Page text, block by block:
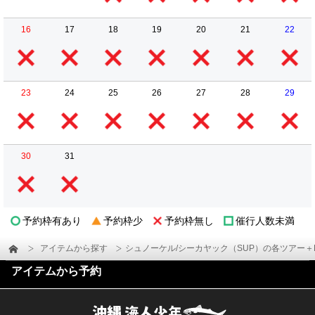
16 17 18 19 20 21 22
23 24 25 26 27 28 29
30 31
予約枠有あり 予約枠少 予約枠無し 催行人数未満
アイテムから探す シュノーケル/シーカヤック（SUP）の各ツアー
アイテムから予約